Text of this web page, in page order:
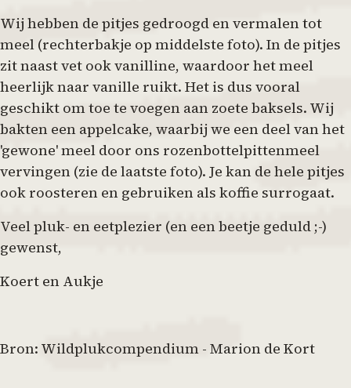
Wij hebben de pitjes gedroogd en vermalen tot
meel (rechterbakje op middelste foto). In de pitjes
zit naast vet ook vanilline, waardoor het meel
heerlijk naar vanille ruikt. Het is dus vooral
geschikt om toe te voegen aan zoete baksels. Wij
bakten een appelcake, waarbij we een deel van het
'gewone' meel door ons rozenbottelpittenmeel
vervingen (zie de laatste foto). Je kan de hele pitjes
ook roosteren en gebruiken als koffie surrogaat.
Veel pluk- en eetplezier (en een beetje geduld ;-)
gewenst,
Koert en Aukje
Bron: Wildplukcompendium - Marion de Kort